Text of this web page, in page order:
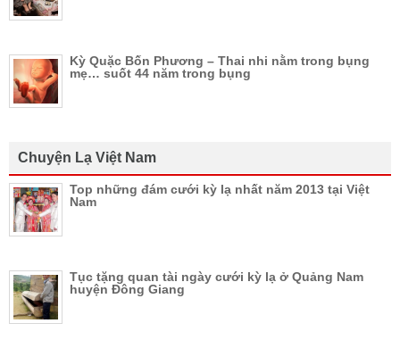
Kỳ Quặc Bốn Phương – Thai nhi nằm trong bụng
mẹ… suốt 44 năm trong bụng
Chuyện Lạ Việt Nam
Top những đám cưới kỳ lạ nhất năm 2013 tại Việt
Nam
Tục tặng quan tài ngày cưới kỳ lạ ở Quảng Nam
huyện Đông Giang